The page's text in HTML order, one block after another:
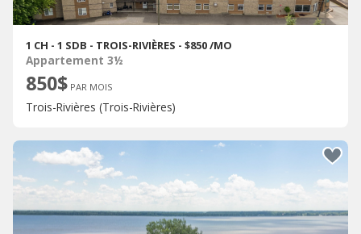
1 CH - 1 SDB - TROIS-RIVIÈRES - $850 /MO
Appartement 3½
850$ PAR MOIS
Trois-Rivières (Trois-Rivières)